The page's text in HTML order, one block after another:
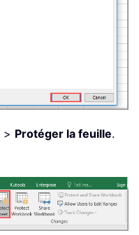
> Protéger la feuille.